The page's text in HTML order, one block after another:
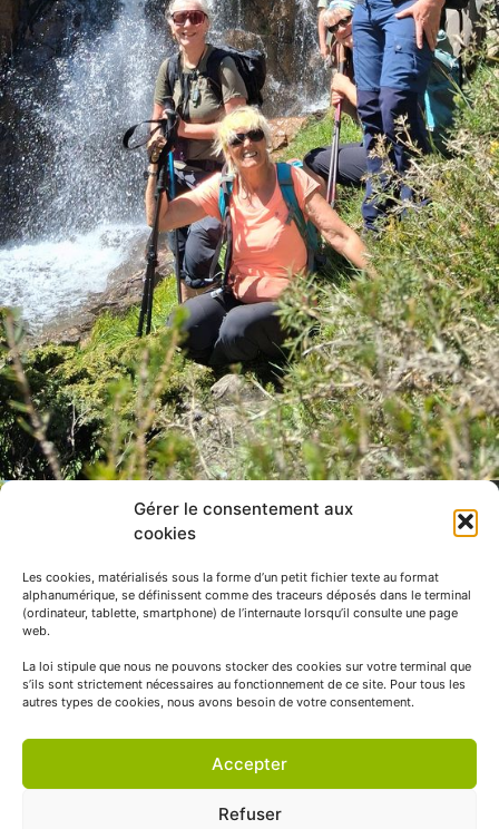
Gérer le consentement aux
cookies
Les cookies, matérialisés sous la forme d’un petit fichier texte au format
alphanumérique, se définissent comme des traceurs déposés dans le terminal
(ordinateur, tablette, smartphone) de l’internaute lorsqu’il consulte une page
web.
La loi stipule que nous ne pouvons stocker des cookies sur votre terminal que
s’ils sont strictement nécessaires au fonctionnement de ce site. Pour tous les
autres types de cookies, nous avons besoin de votre consentement.
Accepter
Refuser